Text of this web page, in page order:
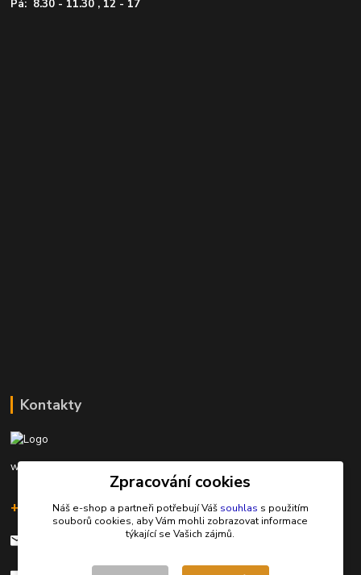
Pá: 8.30 - 11.30 , 12 - 17
Kontakty
www.rybarinakyjov.cz
+420 603 562 349
rybarinakyjov@seznam.cz
Zpracování cookies
Náš e-shop a partneři potřebují Váš souhlas s použitím
souborů cookies, aby Vám mohli zobrazovat informace
týkající se Vašich zájmů.